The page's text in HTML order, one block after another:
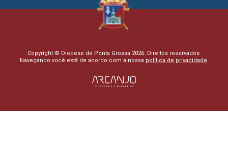
Copyright © Diocese de Ponta Grossa 2026. Direitos reservados.
Navegando você está de acordo com a nossa política de privacidade